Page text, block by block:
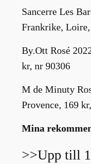
Sancerre Les
Frankrike,
By.Ott Rosé
kr, nr 90306
M de Minuty
Provence, 169
Mina
>>Upp till